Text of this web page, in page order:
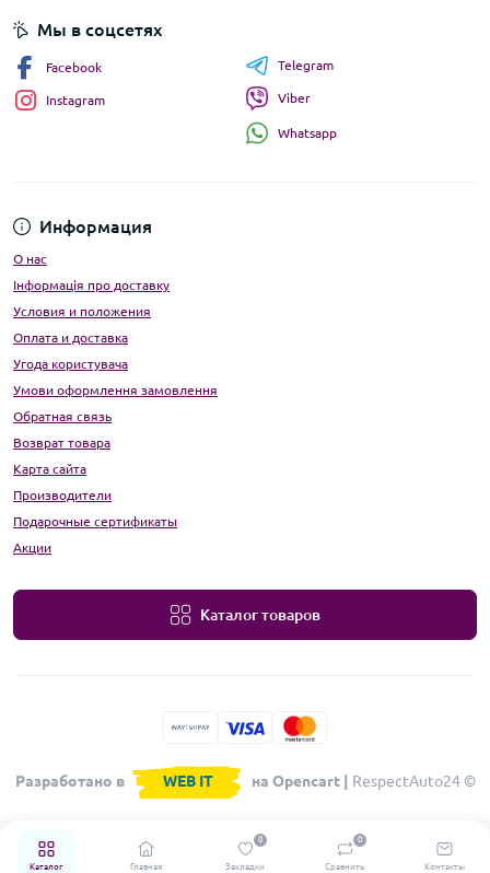
Каталог Главная Закладки
0
Сравнить
0
Контакты
Информация
О нас
Інформація про доставку
Условия и положения
Оплата и доставка
Угода користувача
Умови оформлення замовлення
Обратная связь
Возврат товара
Карта сайта
Производители
Подарочные сертификаты
Акции
Каталог товаров
Мы в соцсетях
Facebook
Instagram
Telegram
Viber
Whatsapp
Разработано в WEB IT на Opencart | RespectAuto24 ©